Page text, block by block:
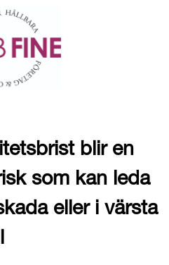
blir en
som kan leda
eller i värsta